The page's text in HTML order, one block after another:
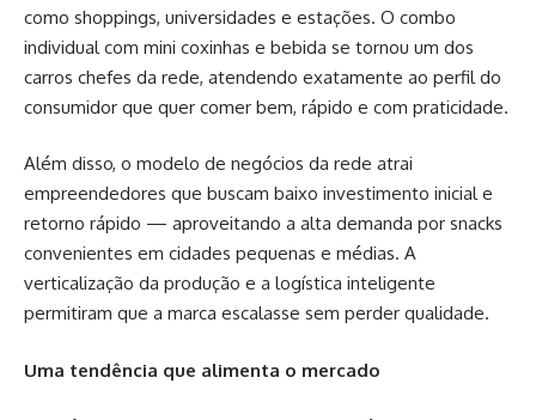
como shoppings, universidades e estações. O combo
individual com mini coxinhas e bebida se tornou um dos
carros chefes da rede, atendendo exatamente ao perfil do
consumidor que quer comer bem, rápido e com praticidade.
Além disso, o modelo de negócios da rede atrai
empreendedores que buscam baixo investimento inicial e
retorno rápido — aproveitando a alta demanda por snacks
convenientes em cidades pequenas e médias. A
verticalização da produção e a logística inteligente
permitiram que a marca escalasse sem perder qualidade.
Uma tendência que alimenta o mercado